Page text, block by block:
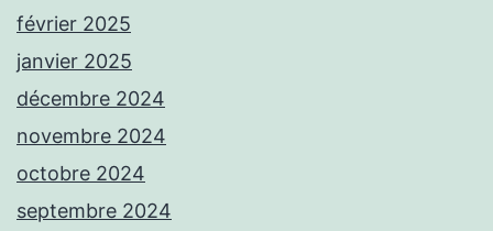
février 2025
janvier 2025
décembre 2024
novembre 2024
octobre 2024
septembre 2024